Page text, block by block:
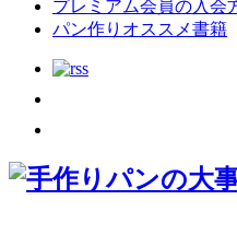
プレミアム会員の入会
パン作りオススメ書籍